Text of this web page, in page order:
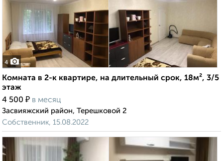
4
Комната в 2-к квартире, на длительный срок, 18м², 3/5
этаж
4 500 ₽ в месяц
Засвияжский район, Терешковой 2
Собственник, 15.08.2022